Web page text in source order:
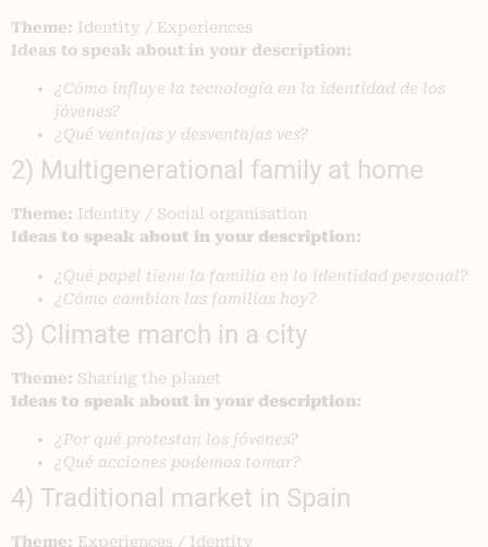
Theme: Identity / Experiences
Ideas to speak about in your description:
¿Cómo influye la tecnología en la identidad de los
jóvenes?
¿Qué ventajas y desventajas ves?
2) Multigenerational family at home
Theme: Identity / Social organisation
Ideas to speak about in your description:
¿Qué papel tiene la familia en la identidad personal?
¿Cómo cambian las familias hoy?
3) Climate march in a city
Theme: Sharing the planet
Ideas to speak about in your description:
¿Por qué protestan los jóvenes?
¿Qué acciones podemos tomar?
4) Traditional market in Spain
Theme: Experiences / Identity